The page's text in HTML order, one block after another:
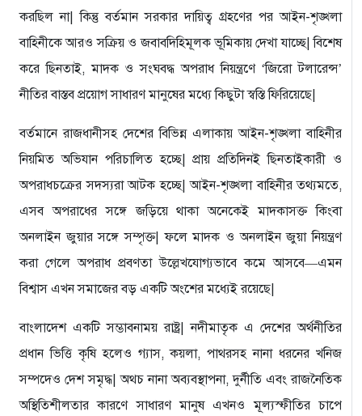
করছিল না| কিন্তু বর্তমান সরকার দায়িত্ব গ্রহণের পর আইন-শৃঙ্খলা
বাহিনীকে আরও সক্রিয় ও জবাবদিহিমূলক ভূমিকায় দেখা যাচ্ছে| বিশেষ
করে ছিনতাই, মাদক ও সংঘবদ্ধ অপরাধ নিয়ন্ত্রণে ‘জিরো টলারেন্স’
নীতির বাস্তব প্রয়োগ সাধারণ মানুষের মধ্যে কিছুটা স্বস্তি ফিরিয়েছে|
বর্তমানে রাজধানীসহ দেশের বিভিন্ন এলাকায় আইন-শৃঙ্খলা বাহিনীর
নিয়মিত অভিযান পরিচালিত হচ্ছে| প্রায় প্রতিদিনই ছিনতাইকারী ও
অপরাধচক্রের সদস্যরা আটক হচ্ছে| আইন-শৃঙ্খলা বাহিনীর তথ্যমতে,
এসব অপরাধের সঙ্গে জড়িয়ে থাকা অনেকেই মাদকাসক্ত কিংবা
অনলাইন জুয়ার সঙ্গে সম্পৃক্ত| ফলে মাদক ও অনলাইন জুয়া নিয়ন্ত্রণ
করা গেলে অপরাধ প্রবণতা উল্লেখযোগ্যভাবে কমে আসবে—এমন
বিশ্বাস এখন সমাজের বড় একটি অংশের মধ্যেই রয়েছে|
বাংলাদেশ একটি সম্ভাবনাময় রাষ্ট্র| নদীমাতৃক এ দেশের অর্থনীতির
প্রধান ভিত্তি কৃষি হলেও গ্যাস, কয়লা, পাথরসহ নানা ধরনের খনিজ
সম্পদেও দেশ সমৃদ্ধ| অথচ নানা অব্যবস্থাপনা, দুর্নীতি এবং রাজনৈতিক
অস্থিতিশীলতার কারণে সাধারণ মানুষ এখনও মূল্যস্ফীতির চাপে